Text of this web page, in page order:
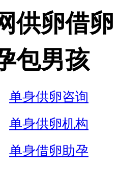
供卵借卵
包男孩
单身供卵咨询
单身供卵机构
单身借卵助孕